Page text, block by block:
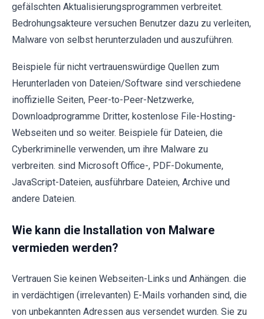
gefälschten Aktualisierungsprogrammen verbreitet.
Bedrohungsakteure versuchen Benutzer dazu zu verleiten,
Malware von selbst herunterzuladen und auszuführen.
Beispiele für nicht vertrauenswürdige Quellen zum
Herunterladen von Dateien/Software sind verschiedene
inoffizielle Seiten, Peer-to-Peer-Netzwerke,
Downloadprogramme Dritter, kostenlose File-Hosting-
Webseiten und so weiter. Beispiele für Dateien, die
Cyberkriminelle verwenden, um ihre Malware zu
verbreiten. sind Microsoft Office-, PDF-Dokumente,
JavaScript-Dateien, ausführbare Dateien, Archive und
andere Dateien.
Wie kann die Installation von Malware
vermieden werden?
Vertrauen Sie keinen Webseiten-Links und Anhängen. die
in verdächtigen (irrelevanten) E-Mails vorhanden sind, die
von unbekannten Adressen aus versendet wurden. Sie zu